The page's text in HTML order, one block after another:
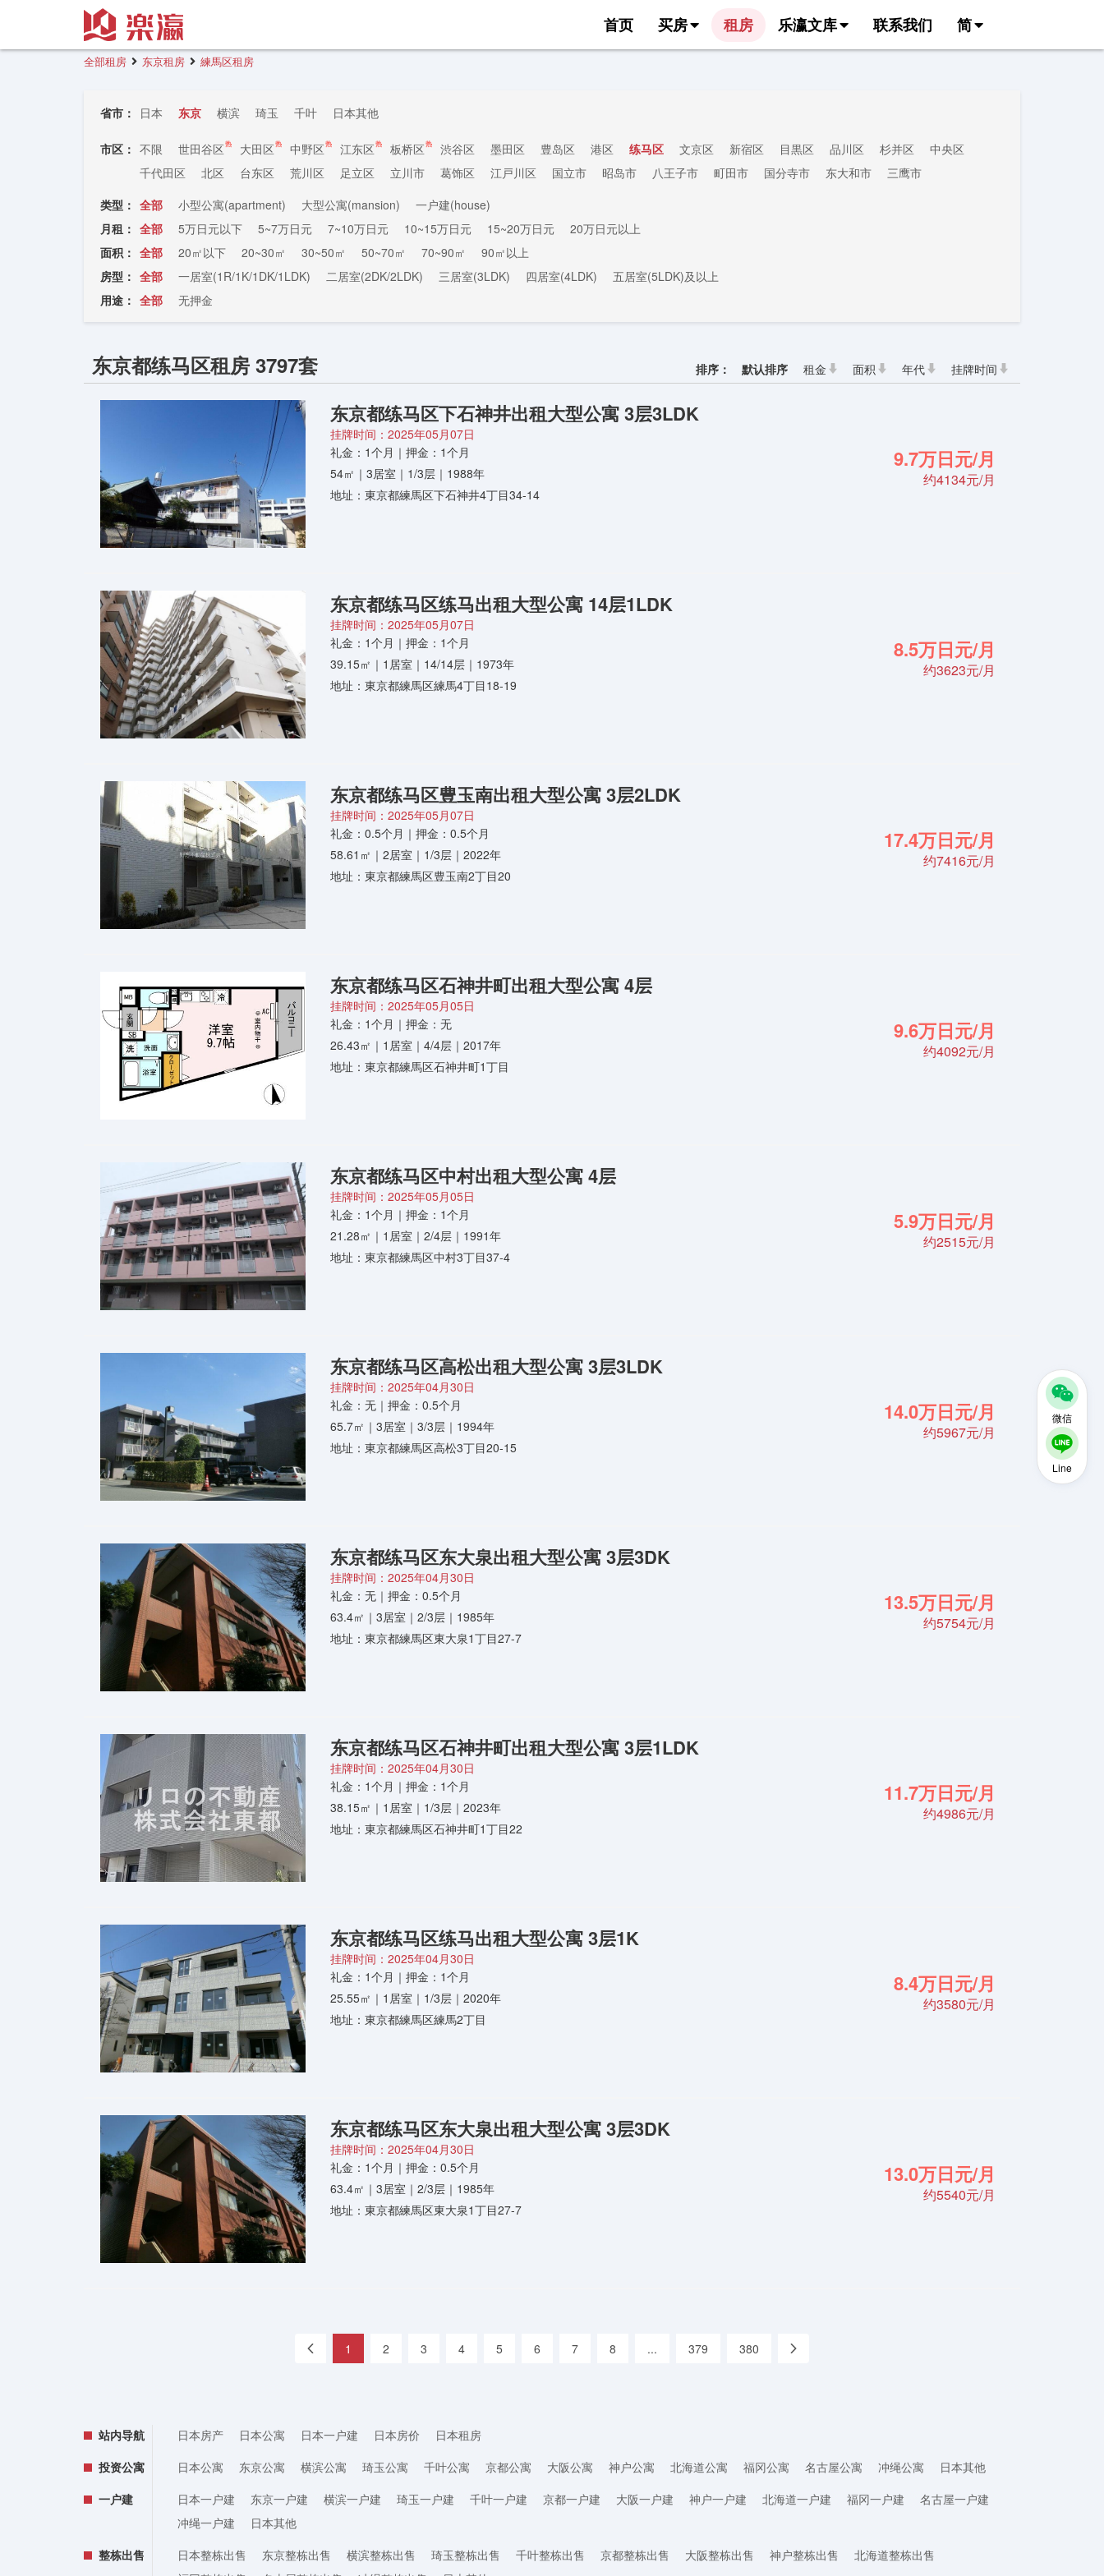
微信
Line
首页 买房 租房 乐瀛文库 联系我们 简
全部租房 东京租房 練馬区租房
省市： 日本 东京 横滨 琦玉 千叶 日本其他
市区： 不限 世田谷区热 大田区热 中野区热 江东区热 板桥区热 渋谷区 墨田区 豊岛区 港区 练马区 文京区 新宿区 目黒区 品川区 杉并区
中央区
千代田区
北区 台东区 荒川区 足立区 立川市 葛饰区 江戸川区 国立市 昭岛市 八王子市 町田市 国分寺市 东大和市
三鹰市
类型： 全部 小型公寓(apartment) 大型公寓(mansion)
一户建(house)
月租： 全部 5万日元以下 5~7万日元 7~10万日元 10~15万日元 15~20万日元
20万日元以上
面积： 全部 20㎡以下 20~30㎡ 30~50㎡ 50~70㎡ 70~90㎡
90㎡以上
房型： 全部 一居室(1R/1K/1DK/1LDK) 二居室(2DK/2LDK) 三居室(3LDK) 四居室(4LDK)
五居室(5LDK)及以上
用途： 全部 无押金
东京都练马区租房 3797套 排序： 默认排序 租金 面积 年代 挂牌时间
东京都练马区下石神井出租大型公寓 3层3LDK
挂牌时间：2025年05月07日
礼金：1个月｜押金：1个月
54㎡｜3居室｜1/3层｜1988年
地址：東京都練馬区下石神井4丁目34-14
9.7万日元/月
约4134元/月
东京都练马区练马出租大型公寓 14层1LDK
挂牌时间：2025年05月07日
礼金：1个月｜押金：1个月
39.15㎡｜1居室｜14/14层｜1973年
地址：東京都練馬区練馬4丁目18-19
8.5万日元/月
约3623元/月
东京都练马区豊玉南出租大型公寓 3层2LDK
挂牌时间：2025年05月07日
礼金：0.5个月｜押金：0.5个月
58.61㎡｜2居室｜1/3层｜2022年
地址：東京都練馬区豊玉南2丁目20
17.4万日元/月
约7416元/月
东京都练马区石神井町出租大型公寓 4层
挂牌时间：2025年05月05日
礼金：1个月｜押金：无
26.43㎡｜1居室｜4/4层｜2017年
地址：東京都練馬区石神井町1丁目
9.6万日元/月
约4092元/月
东京都练马区中村出租大型公寓 4层
挂牌时间：2025年05月05日
礼金：1个月｜押金：1个月
21.28㎡｜1居室｜2/4层｜1991年
地址：東京都練馬区中村3丁目37-4
5.9万日元/月
约2515元/月
东京都练马区高松出租大型公寓 3层3LDK
挂牌时间：2025年04月30日
礼金：无｜押金：0.5个月
65.7㎡｜3居室｜3/3层｜1994年
地址：東京都練馬区高松3丁目20-15
14.0万日元/月
约5967元/月
东京都练马区东大泉出租大型公寓 3层3DK
挂牌时间：2025年04月30日
礼金：无｜押金：0.5个月
63.4㎡｜3居室｜2/3层｜1985年
地址：東京都練馬区東大泉1丁目27-7
13.5万日元/月
约5754元/月
东京都练马区石神井町出租大型公寓 3层1LDK
挂牌时间：2025年04月30日
礼金：1个月｜押金：1个月
38.15㎡｜1居室｜1/3层｜2023年
地址：東京都練馬区石神井町1丁目22
11.7万日元/月
约4986元/月
东京都练马区练马出租大型公寓 3层1K
挂牌时间：2025年04月30日
礼金：1个月｜押金：1个月
25.55㎡｜1居室｜1/3层｜2020年
地址：東京都練馬区練馬2丁目
8.4万日元/月
约3580元/月
东京都练马区东大泉出租大型公寓 3层3DK
挂牌时间：2025年04月30日
礼金：1个月｜押金：0.5个月
63.4㎡｜3居室｜2/3层｜1985年
地址：東京都練馬区東大泉1丁目27-7
13.0万日元/月
约5540元/月
« 1 2 3 4 5 6 7 8 ... 379 380 »
站内导航 日本房产 日本公寓 日本一户建 日本房价
日本租房
投资公寓
日本公寓 东京公寓 横滨公寓 琦玉公寓 千叶公寓 京都公寓 大阪公寓 神户公寓 北海道公寓 福冈公寓 名古屋公寓 冲绳公寓
日本其他
一户建
日本一户建 东京一户建 横滨一户建 琦玉一户建 千叶一户建 京都一户建 大阪一户建 神户一户建 北海道一户建 福冈一户建
名古屋一户建
冲绳一户建
日本其他
整栋出售
日本整栋出售 东京整栋出售 横滨整栋出售 琦玉整栋出售 千叶整栋出售 京都整栋出售 大阪整栋出售 神户整栋出售
北海道整栋出售